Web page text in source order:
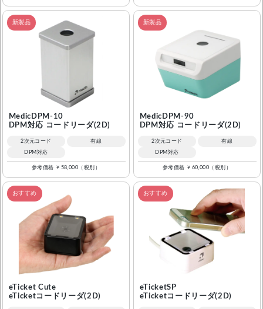
公共・選挙 パスポート読み取り
DPM対応
画像エビデンス iPadと接続スキャナ
コスト重視モデル
メーカーから選ぶ
デコーダ BHT関連
Honeywell関連
WelPet™
ハンディ業務アプリ オンデバイスOCR
WelThings
在庫管理ソフト
AirWebApp
Webデータ収集
CountThings
数量カウント
電話でのお問い合わせ
078-994-5333
神戸｜中部地方より西のお客様
新製品
MedicDPM-10
DPM対応 コードリーダ(2D)
2次元コード 有線
DPM対応
参考価格 ￥58,000（税別）
新製品
MedicDPM-90
DPM対応 コードリーダ(2D)
2次元コード 有線
DPM対応
参考価格 ￥60,000（税別）
おすすめ
eTicket Cute
eTicketコードリーダ(2D)
おすすめ
eTicketSP
eTicketコードリーダ(2D)